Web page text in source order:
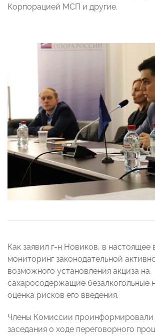
Корпорацией МСП и другие.
Как заявил г-н Новиков, в настоящее
мониторинг законодательной
возможного установления акциза на
сахаросодержащие безалкогольные
оценка рисков его введения.
Члены Комиссии проинформировали
заседания о ходе переговорного